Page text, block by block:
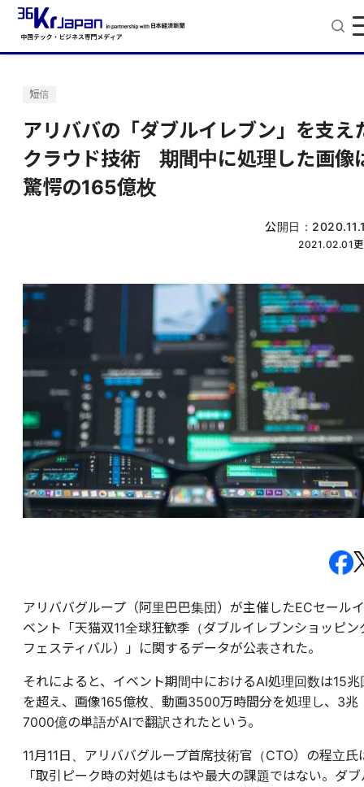
短信
アリババの「ダブルイレブン」を支え
クラウド技術 期間中に処理した画像
驚愕の165億枚
公開日：
2021.02.01
アリババグループ（阿里巴巴集団）が主催したECセールイ
ベント「天猫双11全球狂歓季（ダブルイレブンショッピン
フェスティバル）」に関するデータが公表された。
それによると、イベント期間中におけるAI処理回数は15兆
を超え、画像165億枚、動画3500万時間分を処理し、3兆
7000億の単語がAIで翻訳されたという。
11月11日、アリババグループ首席技術官（CTO）の程立氏
「取引ピーク時の対処はもはや最大の課題ではない。ダブ